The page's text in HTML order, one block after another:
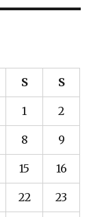
S S
1 2
8 9
15 16
22 23